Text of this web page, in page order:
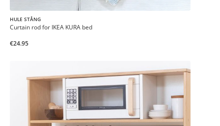
HULE STÅNG
Curtain rod for IKEA KURA bed
€24.95